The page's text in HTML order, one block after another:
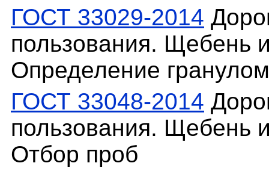
ГОСТ 33029-2014
пользования. Щебень
Определение
ГОСТ 33048-2014
пользования. Щебень
Отбор проб